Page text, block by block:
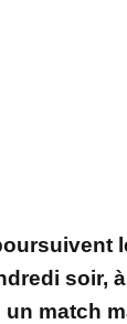
soir,
un match